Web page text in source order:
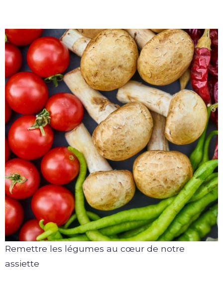
Remettre les légumes au cœur de notre
assiette